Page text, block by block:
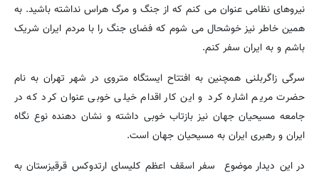
نیروهای نظامی عنوان می کنم که از جنگ و مرگ هراس نداشته باشید. به
همین خاطر نیز خوشحال می شوم که فضای جنگ را با مردم ایران شریک
باشم و به ایران سفر کنم.
سرگی زاگربلنی همچنین به افتتاح ایستگاه متروی در شهر تهران به نام
حضرت مریم اشاره کرد و این کار اقدام خیلی خوبی عنوان کرد که در
جامعه مسیحیان جهان نیز بازتاب خوبی داشته و نشان دهنده نوع نگاه
ایران و رهبری ایران به مسیحیان جهان است.
در این دیدار موضوع سفر اسقف اعظم کلیسای ارتدوکس قرقیزستان به